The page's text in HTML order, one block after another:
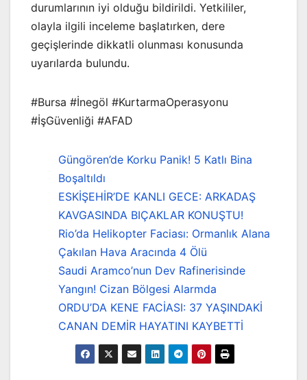
durumlarının iyi olduğu bildirildi. Yetkililer,
olayla ilgili inceleme başlatırken, dere
geçişlerinde dikkatli olunması konusunda
uyarılarda bulundu.
#Bursa #İnegöl #KurtarmaOperasyonu
#İşGüvenliği #AFAD
Güngören’de Korku Panik! 5 Katlı Bina
Boşaltıldı
ESKİŞEHİR’DE KANLI GECE: ARKADAŞ
KAVGASINDA BIÇAKLAR KONUŞTU!
Rio’da Helikopter Faciası: Ormanlık Alana
Çakılan Hava Aracında 4 Ölü
Saudi Aramco’nun Dev Rafinerisinde
Yangın! Cizan Bölgesi Alarmda
ORDU’DA KENE FACİASI: 37 YAŞINDAKİ
CANAN DEMİR HAYATINI KAYBETTİ